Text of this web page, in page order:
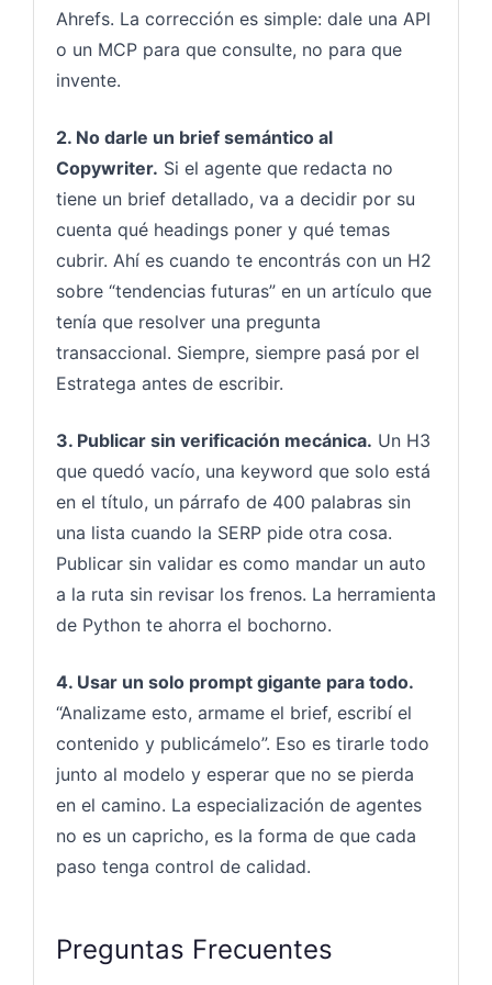
Ahrefs. La corrección es simple: dale una API
o un MCP para que consulte, no para que
invente.
2. No darle un brief semántico al
Copywriter. Si el agente que redacta no
tiene un brief detallado, va a decidir por su
cuenta qué headings poner y qué temas
cubrir. Ahí es cuando te encontrás con un H2
sobre “tendencias futuras” en un artículo que
tenía que resolver una pregunta
transaccional. Siempre, siempre pasá por el
Estratega antes de escribir.
3. Publicar sin verificación mecánica. Un H3
que quedó vacío, una keyword que solo está
en el título, un párrafo de 400 palabras sin
una lista cuando la SERP pide otra cosa.
Publicar sin validar es como mandar un auto
a la ruta sin revisar los frenos. La herramienta
de Python te ahorra el bochorno.
4. Usar un solo prompt gigante para todo.
“Analizame esto, armame el brief, escribí el
contenido y publicámelo”. Eso es tirarle todo
junto al modelo y esperar que no se pierda
en el camino. La especialización de agentes
no es un capricho, es la forma de que cada
paso tenga control de calidad.
Preguntas Frecuentes